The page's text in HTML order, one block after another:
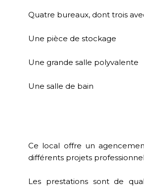
Quatre bureaux, dont trois
Une pièce de stockage
Une grande salle polyvalente
Une salle de bain
Ce local offre un
différents projets
Les prestations sont de